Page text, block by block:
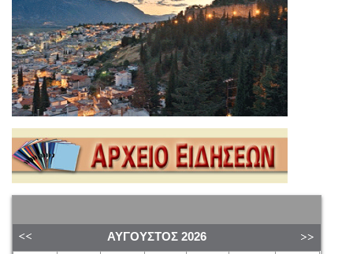
ΑΎΓΟΥΣΤΟΣ 2026